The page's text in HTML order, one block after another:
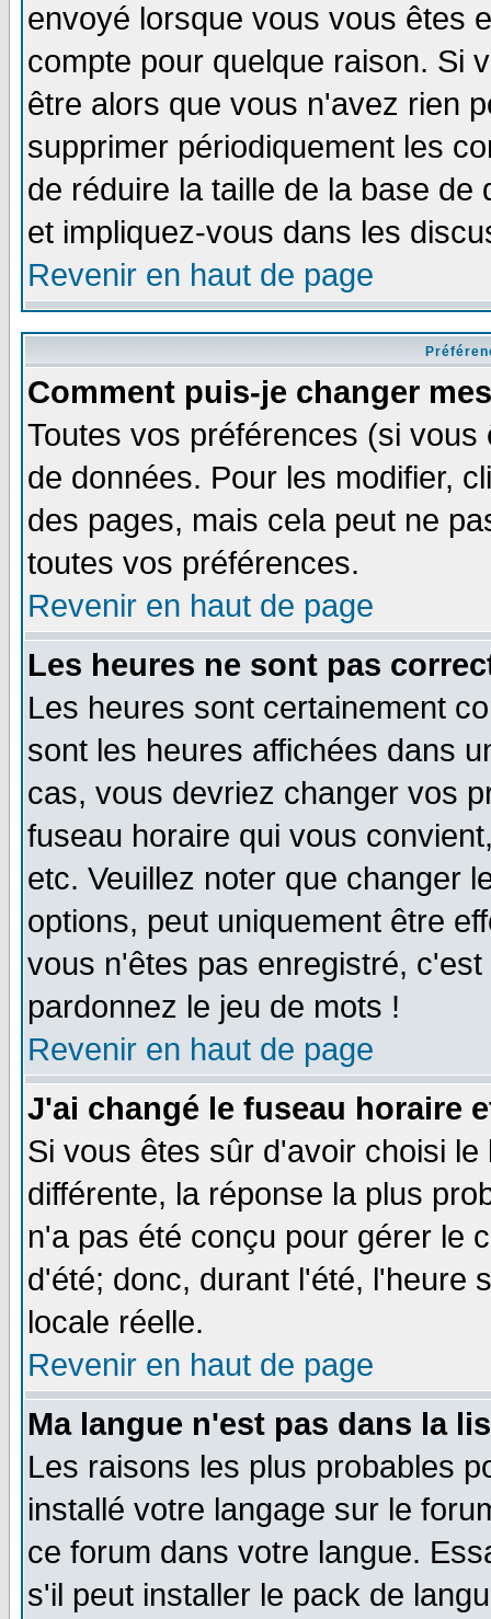
envoyé lorsque vous vous êtes
compte pour quelque raison. Si
être alors que vous n'avez rien
supprimer périodiquement les
de réduire la taille de la base
et impliquez-vous dans les
Revenir en haut de page
Comment puis-je changer
Toutes vos préférences (si
de données. Pour les modifier,
des pages, mais cela peut ne
toutes vos préférences.
Revenir en haut de page
Les heures ne sont pas
Les heures sont certainement
sont les heures affichées dans
cas, vous devriez changer vos
fuseau horaire qui vous
etc. Veuillez noter que changer
options, peut uniquement être
vous n'êtes pas enregistré,
pardonnez le jeu de mots !
Revenir en haut de page
J'ai changé le fuseau horaire
Si vous êtes sûr d'avoir choisi
différente, la réponse la plus
n'a pas été conçu pour gérer le
d'été; donc, durant l'été, l'heure
locale réelle.
Revenir en haut de page
Ma langue n'est pas dans la
Les raisons les plus probables
installé votre langage sur le
ce forum dans votre langue.
s'il peut installer le pack de